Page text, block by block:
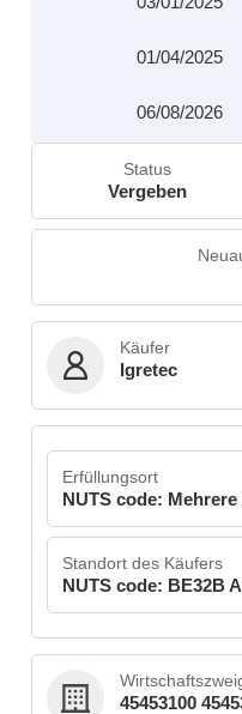
01/04/2025
06/08/2026
Status
Vergeben
Käufer
Igretec
Erfüllungsort
NUTS code:
Standort des Käufers
NUTS code: BE32B
45453100